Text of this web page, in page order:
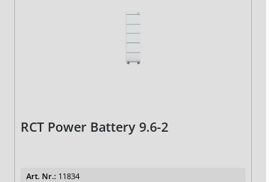
RCT Power Battery 9.6-2
Art. Nr.: 11834